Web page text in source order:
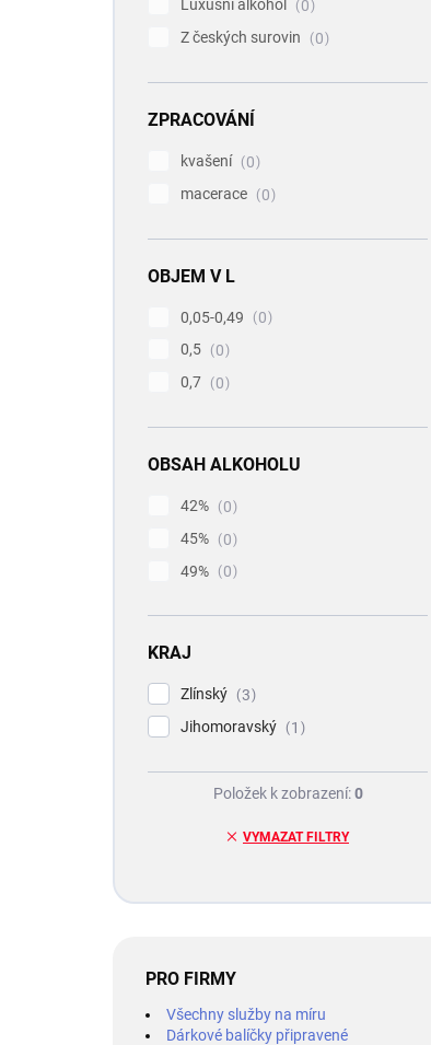
Luxusní alkohol
0
Z českých surovin
0
ZPRACOVÁNÍ
kvašení
0
macerace
0
OBJEM V L
0,05-0,49
0
0,5
0
0,7
0
OBSAH ALKOHOLU
42%
0
45%
0
49%
0
KRAJ
Zlínský
3
Jihomoravský
1
VYMAZAT FILTRY
Položek k zobrazení:0
PRO FIRMY
Všechny služby na míru
Dárkové balíčky připravené